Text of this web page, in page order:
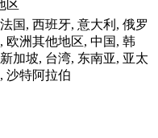
区
国, 西班牙, 意大利, 俄罗
欧洲其他地区, 中国, 韩
加坡, 台湾, 东南亚, 亚太
沙特阿拉伯